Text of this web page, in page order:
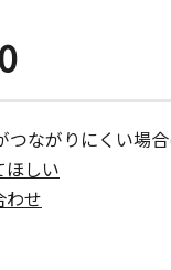
ながりにくい場
ほしい
わせ